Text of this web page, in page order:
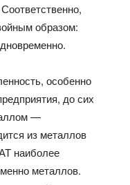
образом:
особенно
до сих
—
из металлов
наиболее
металлов.